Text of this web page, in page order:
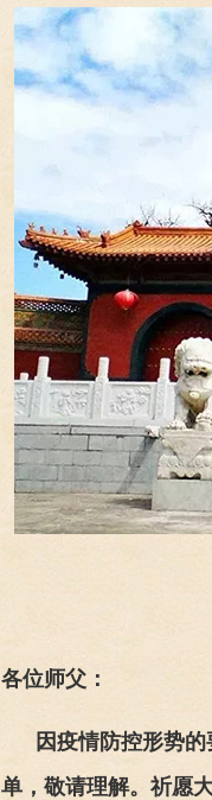
各位师父：
因疫情防控形势
单，敬请理解。祈愿